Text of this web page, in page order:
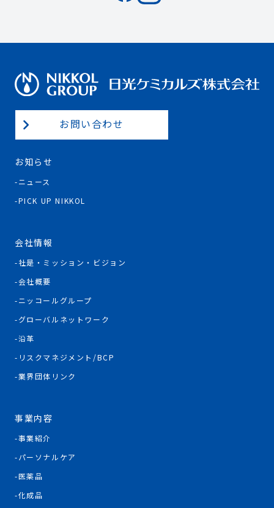
お問い合わせ
お知らせ
ニュース
PICK UP NIKKOL
会社情報
社是・ミッション・ビジョン
会社概要
ニッコールグループ
グローバルネットワーク
沿革
リスクマネジメント/BCP
業界団体リンク
事業内容
事業紹介
パーソナルケア
医薬品
化成品